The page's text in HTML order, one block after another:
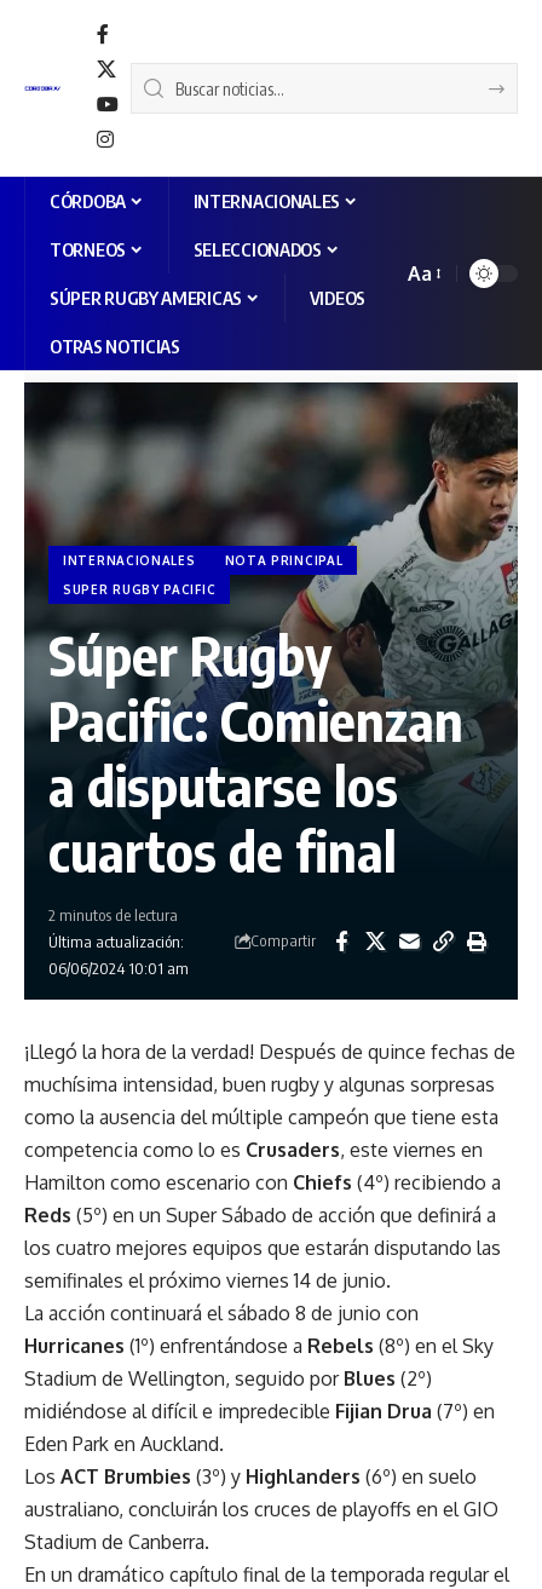
CÓRDOBA INTERNACIONALES
TORNEOS SELECCIONADOS
SÚPER RUGBY AMERICAS VIDEOS
OTRAS NOTICIAS
Aa
INTERNACIONALES
NOTA PRINCIPAL
SUPER RUGBY PACIFIC
Súper Rugby
Pacific: Comienzan
a disputarse los
cuartos de final
Última actualización:
06/06/2024 10:01 am
2 minutos de lectura
Compartir
¡Llegó la hora de la verdad! Después de quince fechas de
muchísima intensidad, buen rugby y algunas sorpresas
como la ausencia del múltiple campeón que tiene esta
competencia como lo es Crusaders, este viernes en
Hamilton como escenario con Chiefs (4º) recibiendo a
Reds (5º) en un Super Sábado de acción que definirá a
los cuatro mejores equipos que estarán disputando las
semifinales el próximo viernes 14 de junio.
La acción continuará el sábado 8 de junio con
Hurricanes (1º) enfrentándose a Rebels (8º) en el Sky
Stadium de Wellington, seguido por Blues (2º)
midiéndose al difícil e impredecible Fijian Drua (7º) en
Eden Park en Auckland.
Los ACT Brumbies (3º) y Highlanders (6º) en suelo
australiano, concluirán los cruces de playoffs en el GIO
Stadium de Canberra.
En un dramático capítulo final de la temporada regular el